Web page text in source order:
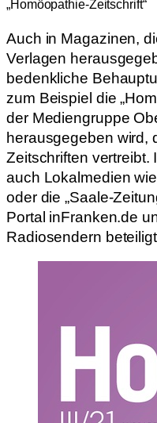
„Homöopathie-Zeitschrift“
Auch in Magazinen,
Verlagen
bedenkliche
zum Beispiel die
der Mediengruppe
herausgegeben wird,
Zeitschriften vertreibt.
auch Lokalmedien
oder die „Saale-
Portal inFranken.de
Radiosendern